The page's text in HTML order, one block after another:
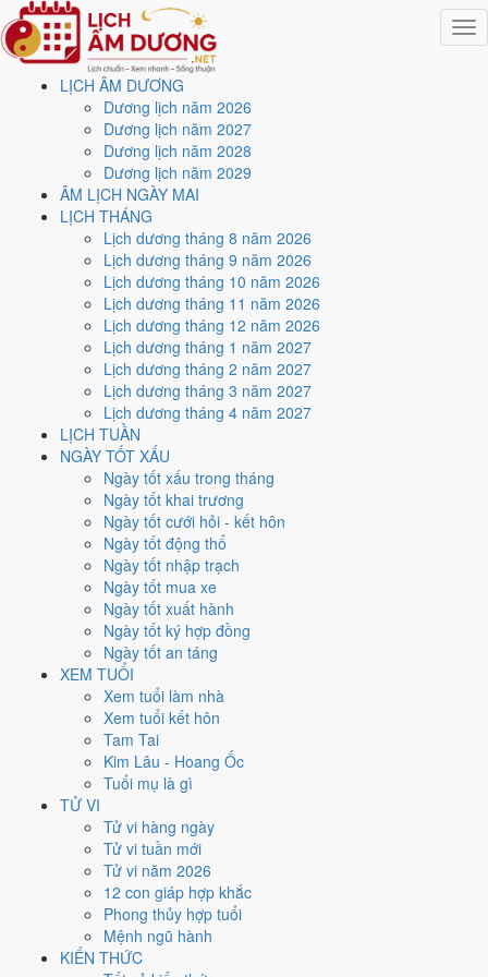
LỊCH ÂM DƯƠNG
Dương lịch năm 2026
Dương lịch năm 2027
Dương lịch năm 2028
Dương lịch năm 2029
ÂM LỊCH NGÀY MAI
LỊCH THÁNG
Lịch dương tháng 8 năm 2026
Lịch dương tháng 9 năm 2026
Lịch dương tháng 10 năm 2026
Lịch dương tháng 11 năm 2026
Lịch dương tháng 12 năm 2026
Lịch dương tháng 1 năm 2027
Lịch dương tháng 2 năm 2027
Lịch dương tháng 3 năm 2027
Lịch dương tháng 4 năm 2027
LỊCH TUẦN
NGÀY TỐT XẤU
Ngày tốt xấu trong tháng
Ngày tốt khai trương
Ngày tốt cưới hỏi - kết hôn
Ngày tốt động thổ
Ngày tốt nhập trạch
Ngày tốt mua xe
Ngày tốt xuất hành
Ngày tốt ký hợp đồng
Ngày tốt an táng
XEM TUỔI
Xem tuổi làm nhà
Xem tuổi kết hôn
Tam Tai
Kim Lâu - Hoang Ốc
Tuổi mụ là gì
TỬ VI
Tử vi hàng ngày
Tử vi tuần mới
Tử vi năm 2026
12 con giáp hợp khắc
Phong thủy hợp tuổi
Mệnh ngũ hành
KIẾN THỨC
Trang chủ
Lịch năm 2007
Tháng 11/2007
Ngày 16/11/2007 (Giáp Dần)
Xem ngày16/11/2007
dương lịch - Ngày 7/10 âm
lịch (Giáp Dần) tốt hay xấu?
Ngày 16/11/2007 dương lịch (Thứ Sáu) là ngày 7/10/2007 âm lịch
Giáp Dần - Cùng hành, Trực Bình, Sao Ngưu, nạp âm Đại
Khe Thủy. Tổng hòa, đây làNgày Hungvới điểm trung bình
cho các việc quan trọng. Giờ Hoàng Đạo trong ngày:
Tỵ, Mùi, Tuất
Ngày Dương
Tháng 11 năm 2007
Tháng 10 âm năm 2007
Tiết Lập Đông
Giáp Tý
Đinh Hợi
Ngày Giáp Dần có TrựcBình (ngày bình hòa, ổn định, không thiên
hung cát) và gặp SaoThiên Lao hắc đạo
4.0/10nên đây làNgày Hung
định lớn khó đảo ngược.
Ngọ, Tuất, Hợihợp ngày; tuổi